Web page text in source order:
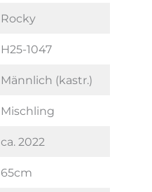
Rocky
H25-1047
Männlich (kastr.)
Mischling
ca. 2022
65cm